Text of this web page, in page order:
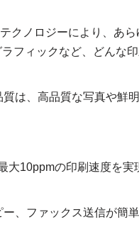
クノロジーにより、あら
フィックなど、どんな印
は、高品質な写真や鮮
大10ppmの印刷速度を実
、ファックス送信が簡